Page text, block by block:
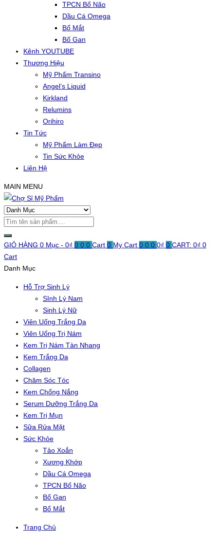
TPCN Bổ Não
Dầu Cá Omega
Bổ Mắt
Bổ Gan
Kênh YOUTUBE
Thương Hiệu
Mỹ Phẩm Transino
Angel’s Liquid
Kirkland
Relumins
Orihiro
Tin Tức
Mỹ Phẩm Làm Đẹp
Tin Sức Khỏe
Liên Hệ
MAIN MENU
GIỎ HÀNG 0 Mục - 0₫ 0 0 0 Cart 0 My Cart 0 0 0 0₫ 0 CART: 0₫ 0
Cart
Danh Mục
Hỗ Trợ Sinh Lý
SInh Lý Nam
Sinh Lý Nữ
Viên Uống Trắng Da
Viên Uống Trị Nám
Kem Trị Nám Tàn Nhang
Kem Trắng Da
Collagen
Chăm Sóc Tóc
Kem Chống Nắng
Serum Dưỡng Trắng Da
Kem Trị Mụn
Sữa Rửa Mặt
Sức Khỏe
Tảo Xoắn
Xương Khớp
Dầu Cá Omega
TPCN Bổ Não
Bổ Gan
Bổ Mắt
Trang Chủ